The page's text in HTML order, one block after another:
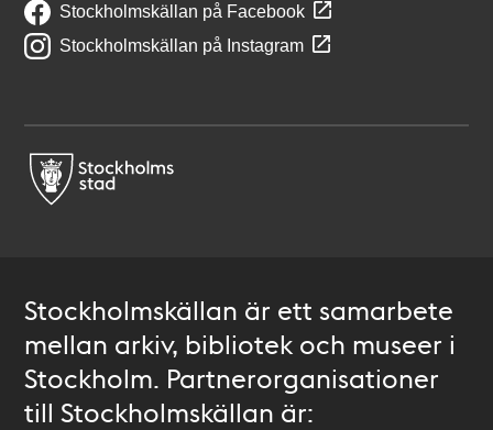
Stockholmskällan på Facebook
Stockholmskällan på Instagram
Stockholmskällan är ett samarbete
mellan arkiv, bibliotek och museer i
Stockholm. Partnerorganisationer
till Stockholmskällan är: